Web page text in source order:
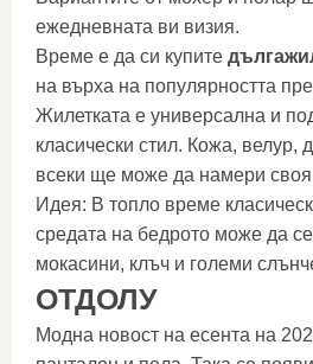
ежедневната ви визия.
Време е да си купите дълга
на върха на популярността
Жилетката е универсална и
класически стил. Кожа, велур,
всеки ще може да намери своя
Идея: В топло време
средата на бедрото може да
мокасини, клъч и големи
ОТДОЛУ
Модна новост на есента на